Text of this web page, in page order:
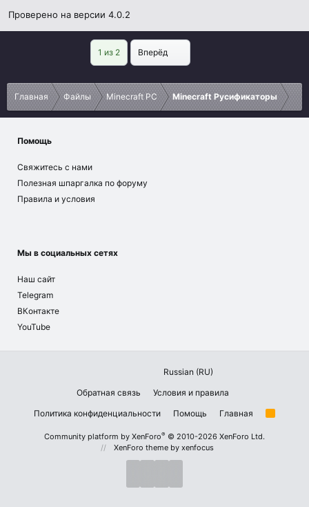
Проверено на версии 4.0.2
1 из 2 Вперёд
Главная Файлы Minecraft PC Minecraft Русификаторы
Помощь
Свяжитесь с нами
Полезная шпаргалка по форуму
Правила и условия
Мы в социальных сетях
Наш сайт
Telegram
ВКонтакте
YouTube
Russian (RU)
Обратная связь
Условия и правила
Политика конфиденциальности
Помощь Главная
R
Community platform by XenForo® © 2010-2026 XenForo Ltd.
XenForo theme by xenfocus